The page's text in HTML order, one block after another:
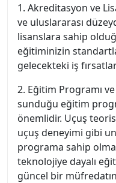
1. Akreditasyon ve
ve uluslararası
lisanslara sahip
eğitiminizin
gelecekteki iş
2. Eğitim Programı
sunduğu eğitim
önemlidir. Uçuş
uçuş deneyimi gibi
programa sahip
teknolojiye dayalı
güncel bir